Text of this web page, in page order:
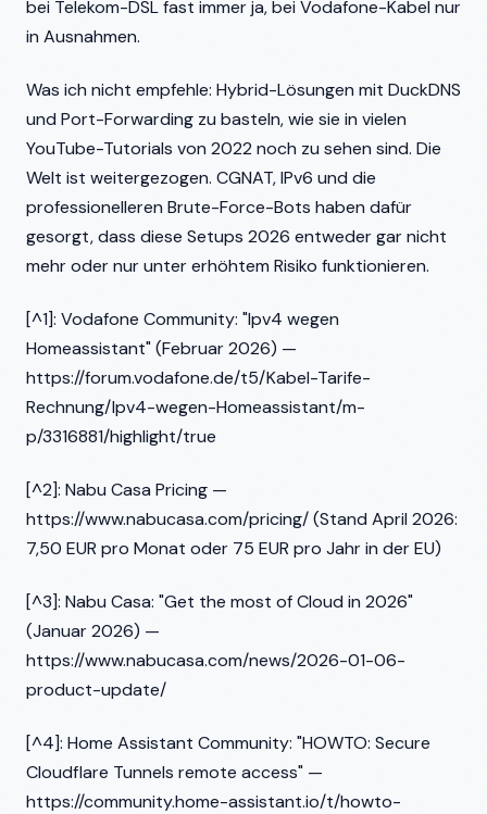
bei Telekom-DSL fast immer ja, bei Vodafone-Kabel nur
in Ausnahmen.
Was ich nicht empfehle: Hybrid-Lösungen mit DuckDNS
und Port-Forwarding zu basteln, wie sie in vielen
YouTube-Tutorials von 2022 noch zu sehen sind. Die
Welt ist weitergezogen. CGNAT, IPv6 und die
professionelleren Brute-Force-Bots haben dafür
gesorgt, dass diese Setups 2026 entweder gar nicht
mehr oder nur unter erhöhtem Risiko funktionieren.
[^1]: Vodafone Community: "Ipv4 wegen
Homeassistant" (Februar 2026) —
https://forum.vodafone.de/t5/Kabel-Tarife-
Rechnung/Ipv4-wegen-Homeassistant/m-
p/3316881/highlight/true
[^2]: Nabu Casa Pricing —
https://www.nabucasa.com/pricing/ (Stand April 2026:
7,50 EUR pro Monat oder 75 EUR pro Jahr in der EU)
[^3]: Nabu Casa: "Get the most of Cloud in 2026"
(Januar 2026) —
https://www.nabucasa.com/news/2026-01-06-
product-update/
[^4]: Home Assistant Community: "HOWTO: Secure
Cloudflare Tunnels remote access" —
https://community.home-assistant.io/t/howto-